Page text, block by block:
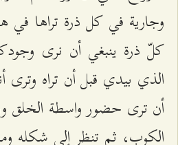
وجارية في كل ذرة تراها في
كلّ ذرة ينبغي أن نرى
الذي بيدي قبل أن تراه وترى
أن ترى حضور واسطة الخلق
الكوب، ثم تنظر إلى شكله